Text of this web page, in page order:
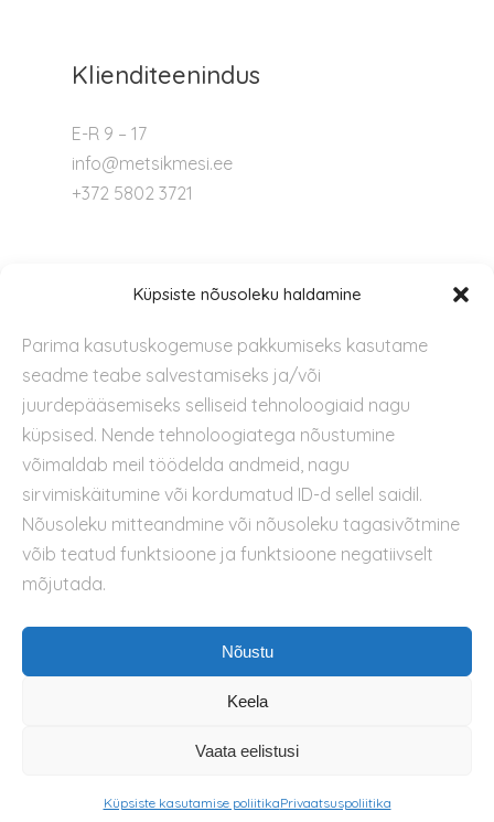
Küpsiste nõusoleku haldamine
Parima kasutuskogemuse pakkumiseks kasutame
seadme teabe salvestamiseks ja/või
juurdepääsemiseks selliseid tehnoloogiaid nagu
küpsised. Nende tehnoloogiatega nõustumine
võimaldab meil töödelda andmeid, nagu
sirvimiskäitumine või kordumatud ID-d sellel saidil.
Nõusoleku mitteandmine või nõusoleku tagasivõtmine
võib teatud funktsioone ja funktsioone negatiivselt
mõjutada.
Nõustu
Keela
Vaata eelistusi
Küpsiste kasutamise poliitikaPrivaatsuspoliitika
Klienditeenindus
E-R 9 – 17
info@metsikmesi.ee
+372 5802 3721
Kontakt
Privaatsuspoliitika
Kasutustingimused
Küpsiste kasutamise poliitika